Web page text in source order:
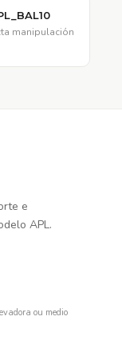
manipulación
e
APL.
ou medio